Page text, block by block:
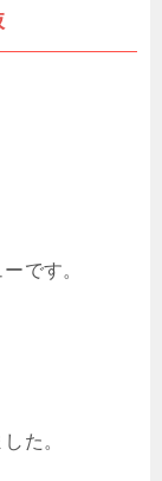
です。
た。